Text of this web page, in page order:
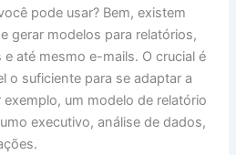
pode usar? Bem, existem
gerar modelos para relatórios,
até mesmo e-mails. O crucial é
o suficiente para se adaptar a
um modelo de relatório
executivo, análise de dados,